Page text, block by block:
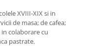
XVIII-XIX si in
de masa; de cafea;
colaborare cu
pastrate.